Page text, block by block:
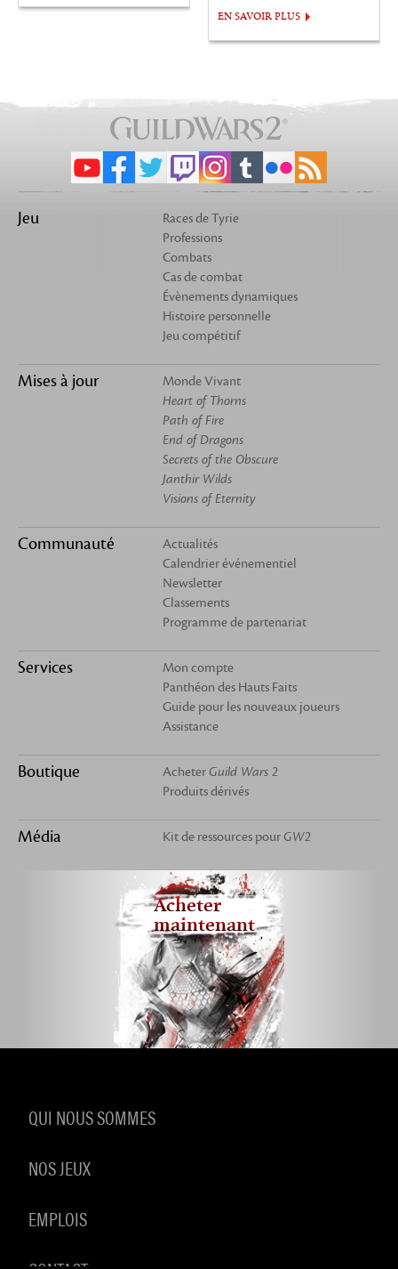
EN SAVOIR PLUS
Jeu
Races de Tyrie
Professions
Combats
Cas de combat
Évènements dynamiques
Histoire personnelle
Jeu compétitif
Mises à jour
Monde Vivant
Heart of Thorns
Path of Fire
End of Dragons
Secrets of the Obscure
Janthir Wilds
Visions of Eternity
Communauté
Actualités
Calendrier événementiel
Newsletter
Classements
Programme de partenariat
Services
Mon compte
Panthéon des Hauts Faits
Guide pour les nouveaux joueurs
Assistance
Boutique AcheterGuild Wars 2
Produits dérivés
Média Kit de ressources pourGW2
Acheter
maintenant
QUI NOUS SOMMES
NOS JEUX
EMPLOIS